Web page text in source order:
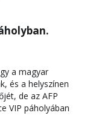
a magyar
és a helyszínen
de az AFP
VIP páholyában